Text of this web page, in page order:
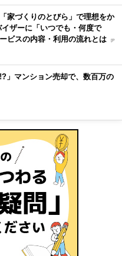
家づくりのとびら」で理想をか
ザーに「いつでも・何度で
ビスの内容・利用の流れとは [P
」マンション売却で、数百万の